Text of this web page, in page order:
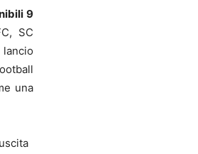
9
SC
lancio
una